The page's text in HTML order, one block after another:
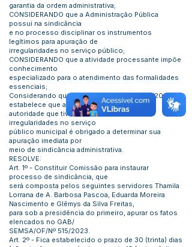
garantia da ordem administrativa;
CONSIDERANDO que a Administração Pública
possui na sindicância
e no processo disciplinar os instrumentos
legítimos para apuração de
irregularidades no serviço público;
CONSIDERANDO que a atividade processante impõe
conhecimento
especializado para o atendimento das formalidades
essenciais;
Considerando que o art. 255, da Lei n° 1041/2023,
estabelece que a
autoridade que tiver ciência ou notícias de
irregularidades no serviço
público municipal é obrigado a determinar sua
apuração imediata por
meio de sindicância administrativa.
RESOLVE:
Art. 1º - Constituir Comissão para instaurar
processo de sindicância, que
será composta pelos seguintes servidores Thamila
Lorrana de A. Barbosa Pascoa, Eduarda Moreira
Nascimento e Glêmys da Silva Freitas,
para sob a presidência do primeiro, apurar os fatos
elencados no GAB/
SEMSA/OF/Nº 515/2023.
Art. 2º - Fica estabelecido o prazo de 30 (trinta) dias